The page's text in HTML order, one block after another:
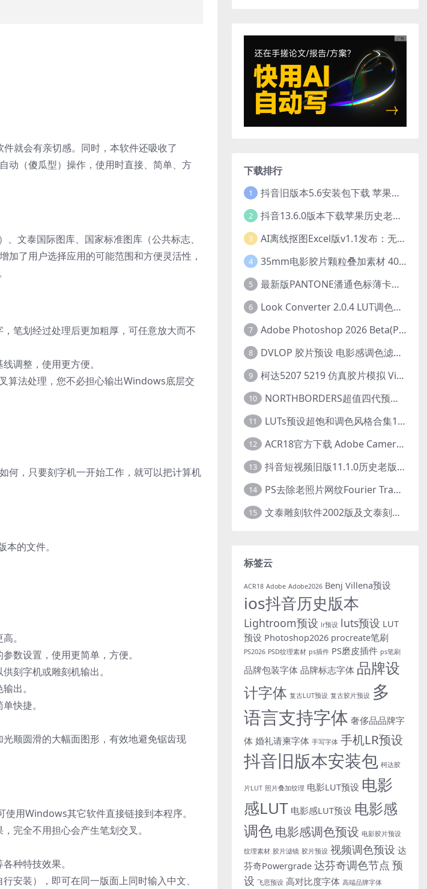
就会有亲切感。同时，本软件还吸收了
（傻瓜型）操作，使用时直接、简单、方
文泰国际图库、国家标准图库（公共标志、
了用户选择应用的可能范围和方便灵活性，
笔划经过处理后更加粗厚，可任意放大而不
调整，使用更方便。
算法处理，您不必担心输出Windows底层交
何，只要刻字机一开始工作，就可以把计算机
的文件。
。
数设置，使用更简单，方便。
刻字机或雕刻机输出。
出。
快捷。
顺圆滑的大幅面图形，有效地避免锯齿现
用Windows其它软件直接链接到本程序。
完全不用担心会产生笔划交叉。
种特技效果。
安装），即可在同一版面上同时输入中文、
下载排行
1 抖音旧版本5.6安装包下载 苹果抖音历史版本下载安装 ios抖音老旧版本大全 抖音5.6.0历史官方版安装下载
2 抖音13.6.0版本下载苹果历史老旧版本 ios抖音13.6旧版本安装包
3 AI离线抠图Excel版v1.1发布：无需联网一键智能去除背景
4 35mm电影胶片颗粒叠加素材 40个4K真实噪点纹理 20动态+20静态视频剪辑特效包
5 最新版PANTONE潘通色标薄卡库 GP1601N完美兼容Adobe Illustrator免费下载
6 Look Converter 2.0.4 LUT调色格式转换工具一键转换LR预设【附教程】
7 Adobe Photoshop 2026 Beta(PS2026) v27.2 .m3292 AI 中文绿色免安装版
8 DVLOP 胶片预设 电影感调色滤镜 人像摄影后期处理 婚礼跟拍风格 柯达胶片模拟效果+配置文件 PS/LR JOSE VILLA – For the Love of Film – Kodak Presets
9 柯达5207 5219 仿真胶片模拟 Vincent Color Film PowerGrade 下载 LUT预设怀旧外观色彩分级达芬奇调色节
10 NORTHBORDERS超值四代预设整合包100+专业Lightroom预设含教程与RAW样片 MEGA PACK
11 LUTs预设超饱和调色风格合集10款专业视频色彩视频剪辑预设Motion Array – Super Saturated LUTs Pack
12 ACR18官方下载 Adobe Camera Raw(ACR18) v18.1.1 for Mac 中文最新免费正式版 下载
13 抖音短视频旧版11.1.0历史老版本 苹果抖音旧版本ios恢复抖音旧版本11.1安装包
14 PS去除老照片网纹Fourier Transform FFT/iFFT 滤镜-32/64位
15 文泰雕刻软件2002版及文泰刻绘2009-2010版 包含教程(支持Win7~Win10 64位)
标签云
ACR18 Adobe Adobe2026 Benj Villena预设
ios抖音历史版本
Lightroom预设 lr预设 luts预设 LUT
预设 Photoshop2026 procreate笔刷
PS2026 PSD纹理素材 ps插件 PS磨皮插件 ps笔刷
品牌包装字体 品牌标志字体 品牌设
计字体 复古LUT预设 复古胶片预设 多
语言支持字体 奢侈品品牌字
体 婚礼请柬字体 手写字体 手机LR预设
抖音旧版本安装包 柯达胶
片LUT 照片叠加纹理 电影LUT预设 电影
感LUT 电影感LUT预设 电影感
调色电影感调色预设 电影胶片预设
纹理素材 胶片滤镜 胶片预设 视频调色预设 达
芬奇Powergrade 达芬奇调色节点 预
设 飞思预设 高对比度字体 高端品牌字体